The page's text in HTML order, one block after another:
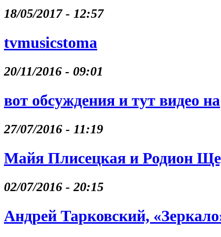
18/05/2017 - 12:57
tvmusicstoma
20/11/2016 - 09:01
вот обсуждения и тут видео на
27/07/2016 - 11:19
Майя Плисецкая и Родион
02/07/2016 - 20:15
Андрей Тарковский,